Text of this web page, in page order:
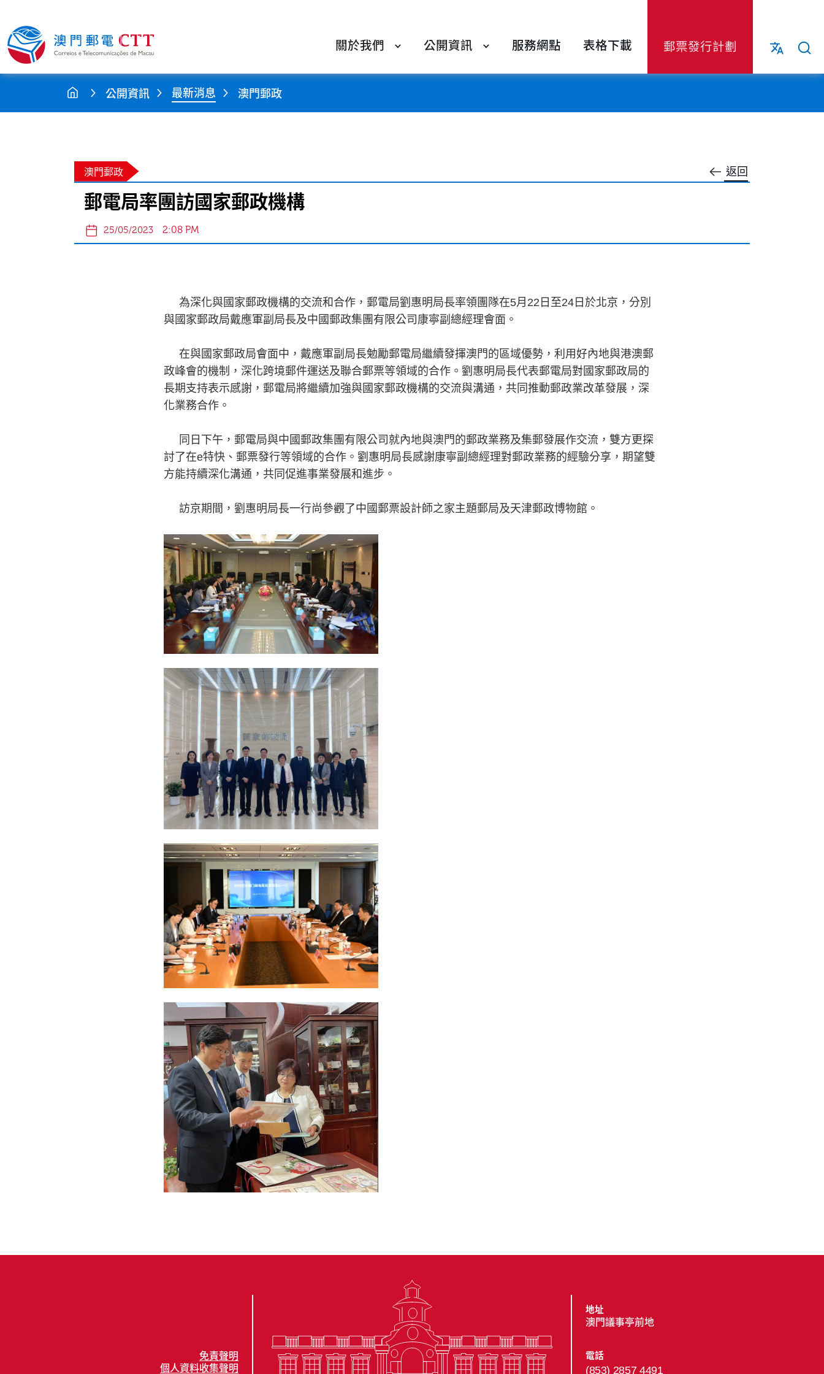
關於我們 公開資訊 服務網點 表格下載 郵票發行計劃
公開資訊 最新消息 澳門郵政
返回
澳門郵政
郵電局率團訪國家郵政機構
25/05/2023 2:08 PM
為深化與國家郵政機構的交流和合作，郵電局劉惠明局長率領團隊在5月22日至24日於北京，分別
與國家郵政局戴應軍副局長及中國郵政集團有限公司康寧副總經理會面。
在與國家郵政局會面中，戴應軍副局長勉勵郵電局繼續發揮澳門的區域優勢，利用好內地與港澳郵
政峰會的機制，深化跨境郵件運送及聯合郵票等領域的合作。劉惠明局長代表郵電局對國家郵政局的
長期支持表示感謝，郵電局將繼續加強與國家郵政機構的交流與溝通，共同推動郵政業改革發展，深
化業務合作。
同日下午，郵電局與中國郵政集團有限公司就內地與澳門的郵政業務及集郵發展作交流，雙方更探
討了在e特快、郵票發行等領域的合作。劉惠明局長感謝康寧副總經理對郵政業務的經驗分享，期望雙
方能持續深化溝通，共同促進事業發展和進步。
訪京期間，劉惠明局長一行尚參觀了中國郵票設計師之家主題郵局及天津郵政博物館。
免責聲明
個人資料收集聲明
地址
澳門議事亭前地
電話
(853) 2857 4491